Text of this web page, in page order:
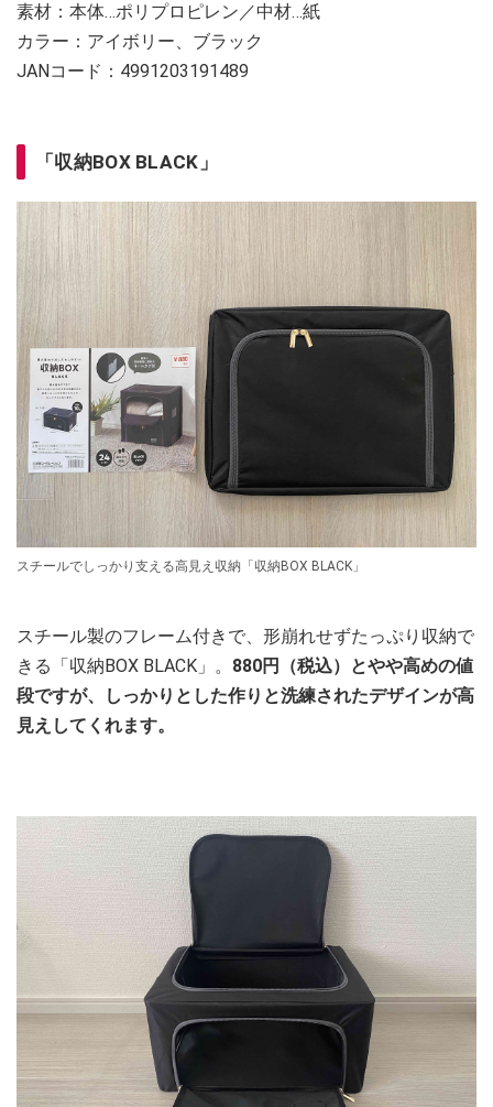
素材：本体…ポリプロピレン／中材…紙
カラー：アイボリー、ブラック
JANコード：4991203191489
「収納BOX BLACK」
スチールでしっかり支える高見え収納「収納BOX BLACK」
スチール製のフレーム付きで、形崩れせずたっぷり収納で
きる「収納BOX BLACK」。 880円（税込）とやや高めの値
段ですが、しっかりとした作りと洗練されたデザインが高
見えしてくれます。